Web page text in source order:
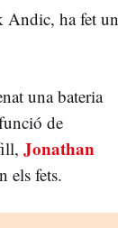
Andic, ha fet un
una bateria
de
Jonathan
els fets.